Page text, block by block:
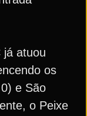
já atuou
os
e São
o Peixe